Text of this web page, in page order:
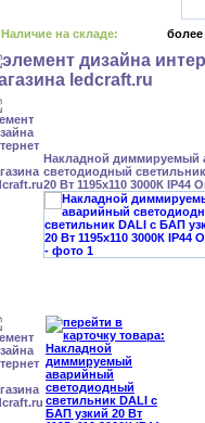
Наличие на складе: более
Накладной диммируемый
светодиодный
20 Вт 1195x110 3000К IP44